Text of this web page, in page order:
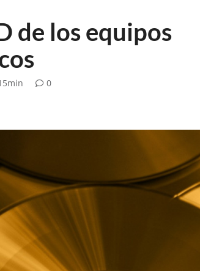
de los equipos
0